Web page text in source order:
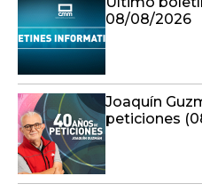
08/08/2026
Joaquín
peticiones